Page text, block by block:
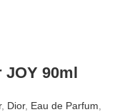
JOY 90ml
, Dior, Eau de Parfum